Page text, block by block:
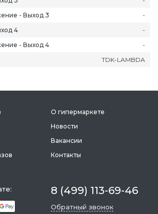
- Выход 3
-
4
-
- Выход 4
-
TDK-LAMBDA
О гипермаркете
Новости
Вакансии
Контакты
8 (499) 113-69-46
Обратный звонок
Нижний Новгород
Оренбург
Орёл
Пенза
Пермь
Подольск